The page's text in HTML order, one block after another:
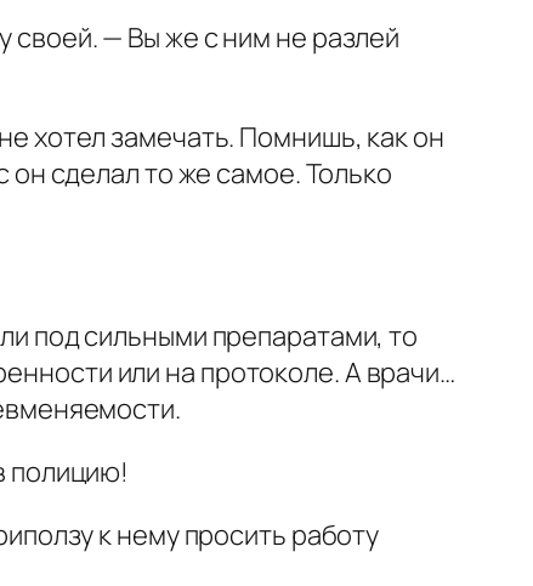
своей. — Вы же с ним не разлей
хотел замечать. Помнишь, как он
он сделал то же самое. Только
под сильными препаратами, то
или на протоколе. А врачи…
полицию!
к нему просить работу